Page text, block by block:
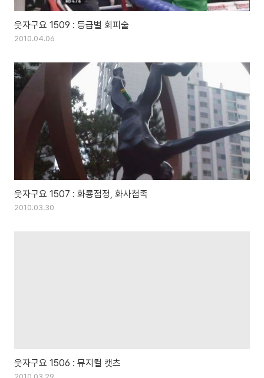
웃자구요 1509 : 등급별 회피술
2010.04.06
웃자구요 1507 : 화룡점정, 화사첨족
2010.03.30
웃자구요 1506 : 뮤지컬 캣츠